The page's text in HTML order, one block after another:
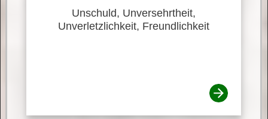
Unschuld, Unversehrtheit,
Unverletzlichkeit, Freundlichkeit